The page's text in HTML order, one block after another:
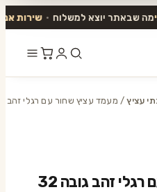
שבאתר יוצא למשלוח • שירות אנושי
עציץ/ מעמד עציץ שחור עם רגלי זהב
מעמד עציץ שחור עם רגלי זהב גובה 32